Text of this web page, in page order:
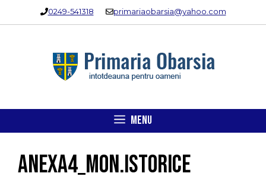
0249-541318 primariaobarsia@yahoo.com
MENU
Anexa4_MON.ISTORICE